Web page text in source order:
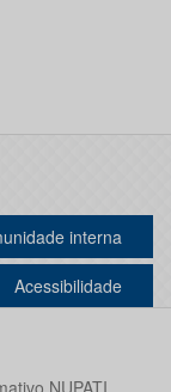
interna
Acessibilidade